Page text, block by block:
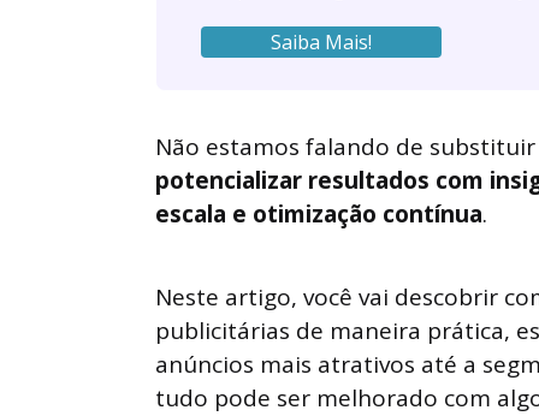
Saiba Mais!
Não estamos falando de
potencializar resultados com
escala e otimização contínua.
Neste artigo, você vai descobrir
publicitárias de maneira prática,
anúncios mais atrativos até a
tudo pode ser melhorado com